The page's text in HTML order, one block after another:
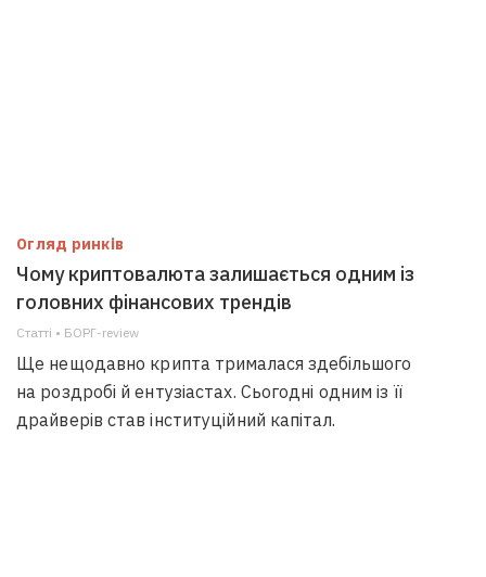
Огляд ринків
Чому криптовалюта залишається одним із
головних фінансових трендів
Статті • БОРГ-review
Ще нещодавно крипта трималася здебільшого
на роздробі й ентузіастах. Сьогодні одним із її
драйверів став інституційний капітал.